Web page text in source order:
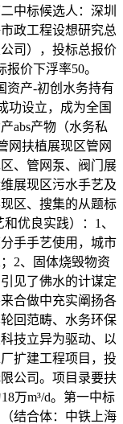
中标候选人：深圳
政工程设想研究总
司），投标总报价
价下浮率50。
资产-初创水务持有
功设立，成为全国
abs产物（水务私
网扶植展现区管网
、管网泵、阀门展
展现区污水手艺及
区、搜集的从题标
优良实践）：1、
手手艺使用，城市
2、固体烧毁物资
见了佛水的计谋定
合做中充实阐扬各
回范畴、水务环保
技立异为驱动、以
扩建工程项目，投
公司。项目录要扶
万m³/d。第一中标
结合体：中铁上海